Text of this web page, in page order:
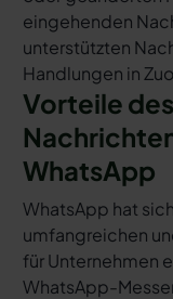
eingehenden
unterstützten
Handlungen in
Vorteile
WhatsApp
WhatsApp hat
umfangreichen
für Unternehmen
WhatsApp-